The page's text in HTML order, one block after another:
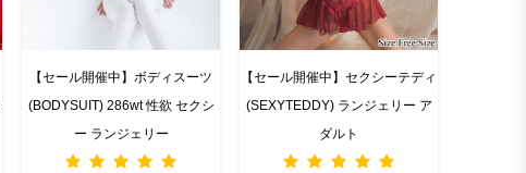
【セール開催中】ボディスーツ
(BODYSUIT) 286wt 性欲 セクシ
ー ランジェリー
【セール開催中】セクシーテディ
(SEXYTEDDY) ランジェリー ア
ダルト